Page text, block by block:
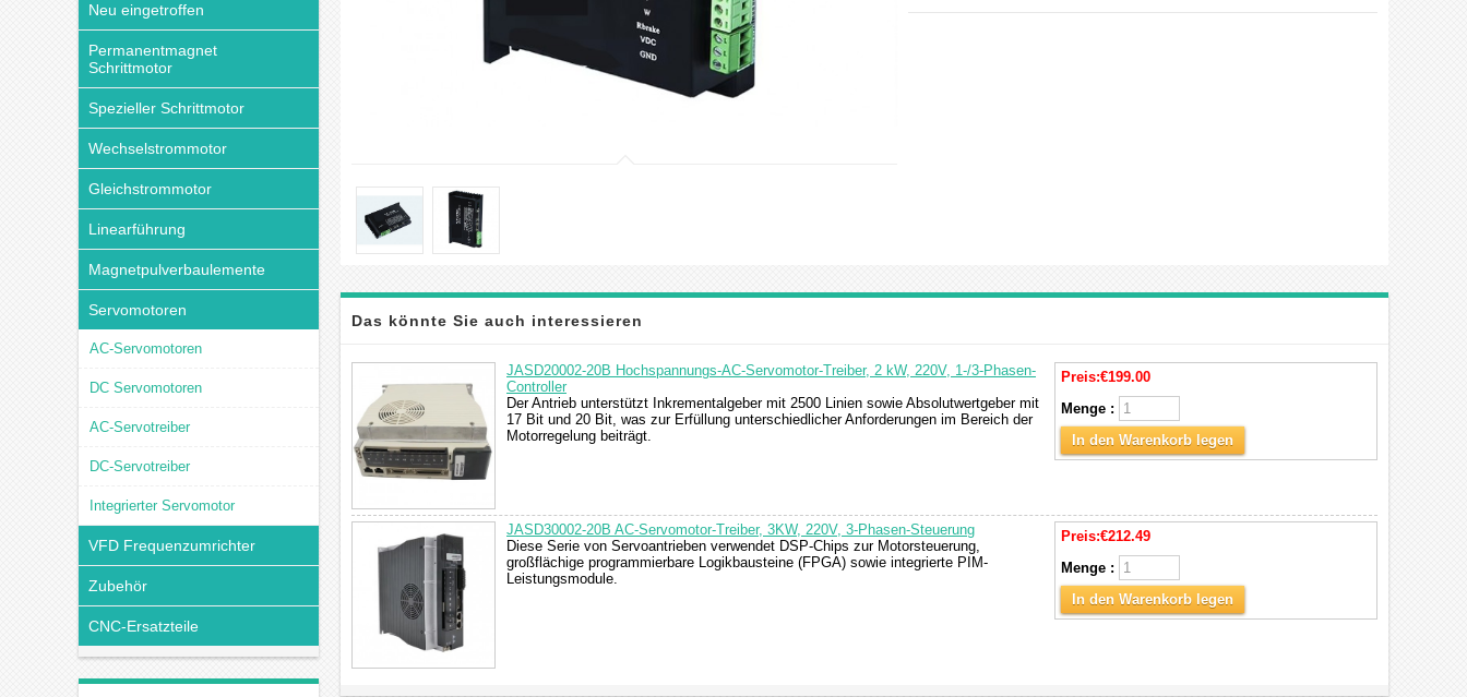
Neu eingetroffen
Permanentmagnet
Schrittmotor
Spezieller Schrittmotor
Wechselstrommotor
Gleichstrommotor
Linearführung
Magnetpulverbaulemente
Servomotoren
AC-Servomotoren
DC Servomotoren
AC-Servotreiber
DC-Servotreiber
Integrierter Servomotor
VFD Frequenzumrichter
Zubehör
CNC-Ersatzteile
Das könnte Sie auch interessieren
JASD20002-20B Hochspannungs-AC-Servomotor-Treiber, 2 kW, 220V, 1-/3-Phasen-
Controller
Der Antrieb unterstützt Inkrementalgeber mit 2500 Linien sowie Absolutwertgeber mit
17 Bit und 20 Bit, was zur Erfüllung unterschiedlicher Anforderungen im Bereich der
Motorregelung beiträgt.
Preis:€199.00
Menge :
In den Warenkorb legen
JASD30002-20B AC-Servomotor-Treiber, 3KW, 220V, 3-Phasen-Steuerung
Diese Serie von Servoantrieben verwendet DSP-Chips zur Motorsteuerung,
großflächige programmierbare Logikbausteine (FPGA) sowie integrierte PIM-
Leistungsmodule.
Preis:€212.49
Menge :
In den Warenkorb legen